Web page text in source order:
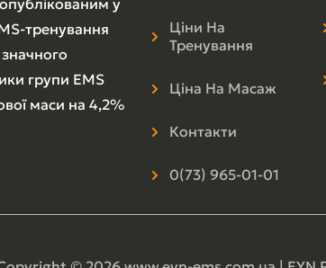
тренування
групи EMS
маси на 4,2%
Ціни На
Тренування
Ціна На Масаж
Контакти
0(73) 965-01-01